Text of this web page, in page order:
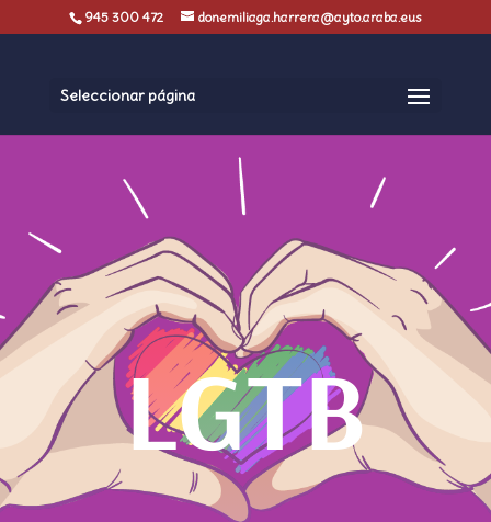
945 300 472 donemiliaga.harrera@ayto.araba.eus
Seleccionar página
LGTB